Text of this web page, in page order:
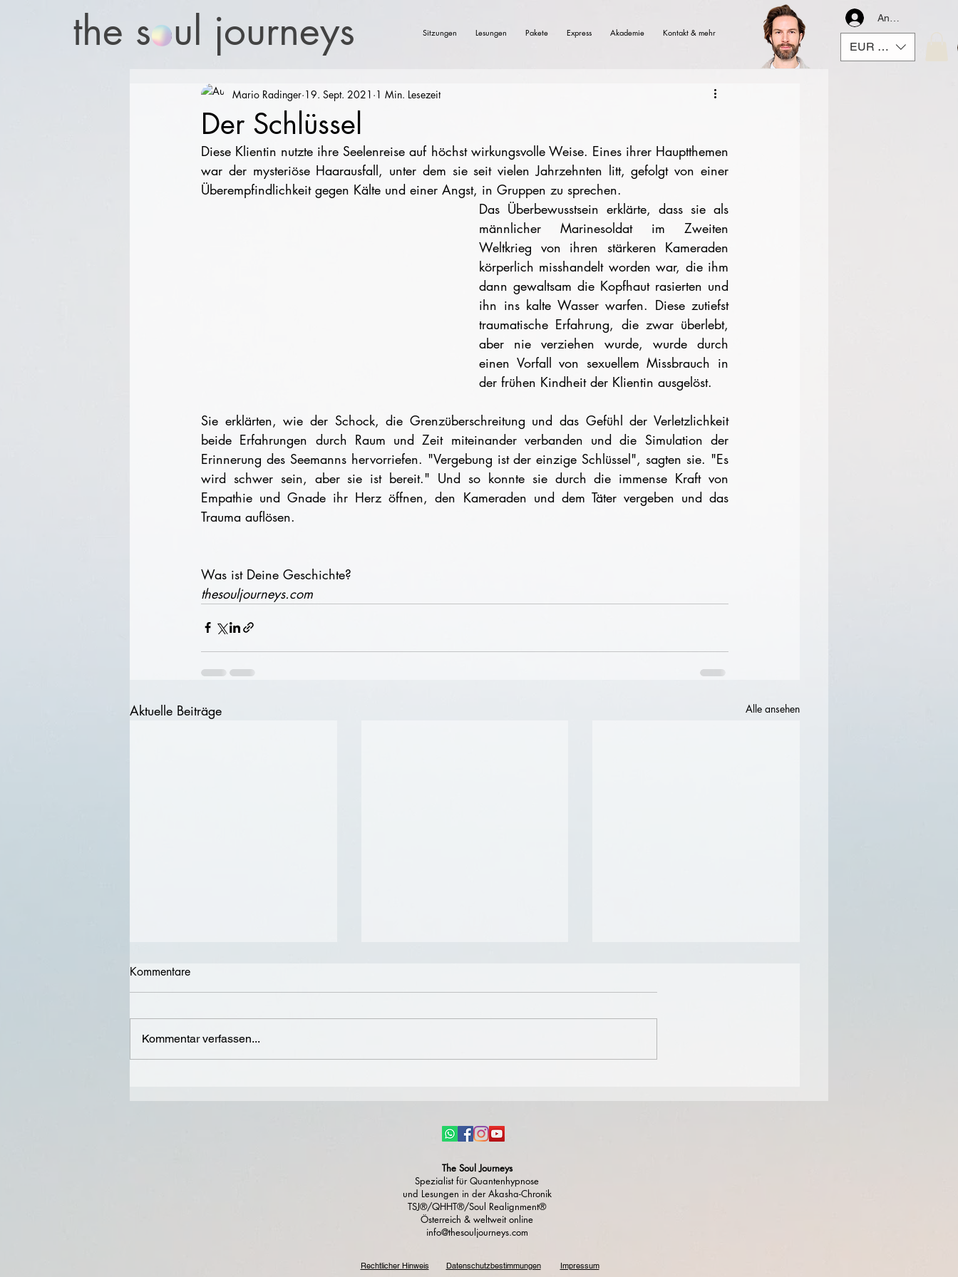
the soul journeys Sitzungen Lesungen Pakete Express Akademie Kontakt & mehr
Anmelden
EUR (€)
Der Schlüssel
Mario Radinger 19. Sept. 2021 1 Min. Lesezeit
Diese Klientin nutzte ihre Seelenreise auf höchst wirkungsvolle Weise. Eines ihrer Hauptthemen
war der mysteriöse Haarausfall, unter dem sie seit vielen Jahrzehnten litt, gefolgt von einer
Überempfindlichkeit gegen Kälte und einer Angst, in Gruppen zu sprechen. ⠀
Das Überbewusstsein erklärte, dass sie als
männlicher Marinesoldat im Zweiten
Weltkrieg von ihren stärkeren Kameraden
körperlich misshandelt worden war, die ihm
dann gewaltsam die Kopfhaut rasierten und
ihn ins kalte Wasser warfen. Diese zutiefst
traumatische Erfahrung, die zwar überlebt,
aber nie verziehen wurde, wurde durch
einen Vorfall von sexuellem Missbrauch in
der frühen Kindheit der Klientin ausgelöst.
Sie erklärten, wie der Schock, die Grenzüberschreitung und das Gefühl der Verletzlichkeit
beide Erfahrungen durch Raum und Zeit miteinander verbanden und die Simulation der
Erinnerung des Seemanns hervorriefen. "Vergebung ist der einzige Schlüssel", sagten sie. "Es
wird schwer sein, aber sie ist bereit." Und so konnte sie durch die immense Kraft von
Empathie und Gnade ihr Herz öffnen, den Kameraden und dem Täter vergeben und das
Trauma auflösen.
Was ist Deine Geschichte?
thesouljourneys.com
Aktuelle Beiträge Alle ansehen
Klarsicht Die Brücke Ausbrechen
Kommentare
Kommentar verfassen...
The Soul Journeys
Spezialistfür Quantenhypnose
und Lesungen in der Akasha-Chronik
TSJ®/QHHT®/Soul Realignment®
Österreich & weltweit online
info@thesouljourneys.com
Rechtlicher Hinweis Datenschutzbestimmungen Impressum